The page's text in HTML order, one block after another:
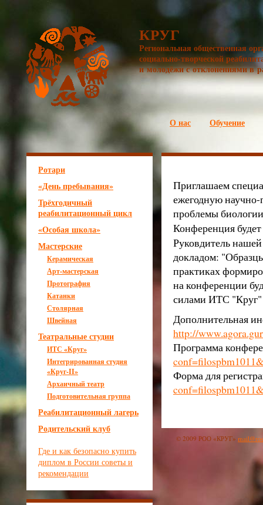
КРУГ
Региональная общественная
социально-творческой
и молодёжи с отклонениями в
О нас Обучение
Ротари
«День пребывания»
Трёхгодичный
реабилитационный цикл
«Особая школа»
Мастерские
Керамическая
Арт-мастерская
Протография
Катанки
Столярная
Швейная
Театральные студии
ИТС «Круг»
Интегрированная студия
«Круг-II»
Архаичный театр
Подготовительная группа
Реабилитационный лагерь
Родительский клуб
Где и как безопасно купить
диплом в России советы и
рекомендации
Приглашаем
ежегодную
проблемы
Конференция
Руковдитель
докладом:
практиках
на конференции
силами ИТС
Дополнительная
http://
Программа
Форма для
© 2009 РОО «КРУГ»